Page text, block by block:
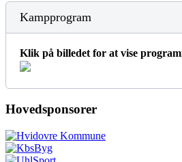
Kampprogram
Klik på billedet for at vise
Hovedsponsorer